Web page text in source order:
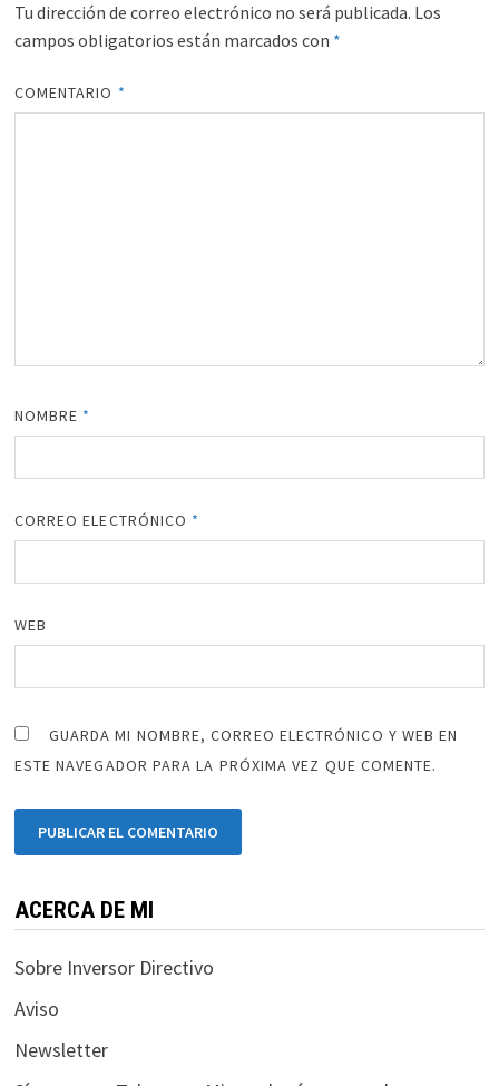
Tu dirección de correo electrónico no será publicada. Los
campos obligatorios están marcados con *
COMENTARIO *
NOMBRE *
CORREO ELECTRÓNICO *
WEB
GUARDA MI NOMBRE, CORREO ELECTRÓNICO Y WEB EN
ESTE NAVEGADOR PARA LA PRÓXIMA VEZ QUE COMENTE.
ACERCA DE MI
Sobre Inversor Directivo
Aviso
Newsletter